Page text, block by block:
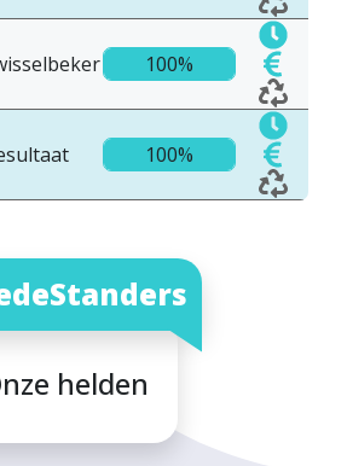
100%
100%
helden